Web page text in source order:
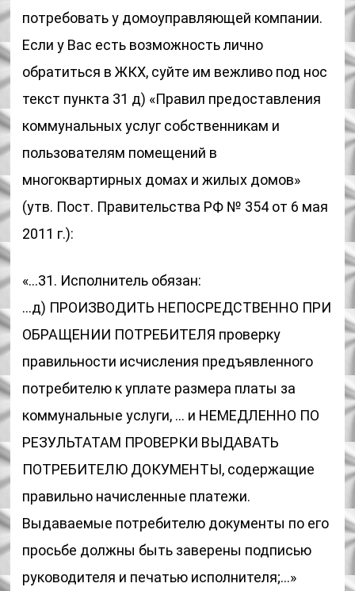
потребовать у домоуправляющей компании.
Если у Вас есть возможность лично
обратиться в ЖКХ, суйте им вежливо под нос
текст пункта 31 д) «Правил предоставления
коммунальных услуг собственникам и
пользователям помещений в
многоквартирных домах и жилых домов»
(утв. Пост. Правительства РФ № 354 от 6 мая
2011 г.):
«…31. Исполнитель обязан:
…д) ПРОИЗВОДИТЬ НЕПОСРЕДСТВЕННО ПРИ
ОБРАЩЕНИИ ПОТРЕБИТЕЛЯ проверку
правильности исчисления предъявленного
потребителю к уплате размера платы за
коммунальные услуги, … и НЕМЕДЛЕННО ПО
РЕЗУЛЬТАТАМ ПРОВЕРКИ ВЫДАВАТЬ
ПОТРЕБИТЕЛЮ ДОКУМЕНТЫ, содержащие
правильно начисленные платежи.
Выдаваемые потребителю документы по его
просьбе должны быть заверены подписью
руководителя и печатью исполнителя;…»